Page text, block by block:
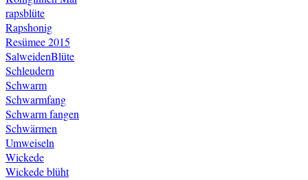
rapsblüte
Rapshonig
Resümee 2015
SalweidenBlüte
Schleudern
Schwarm
Schwarmfang
Schwarm fangen
Schwärmen
Umweiseln
Wickede
Wickede blüht